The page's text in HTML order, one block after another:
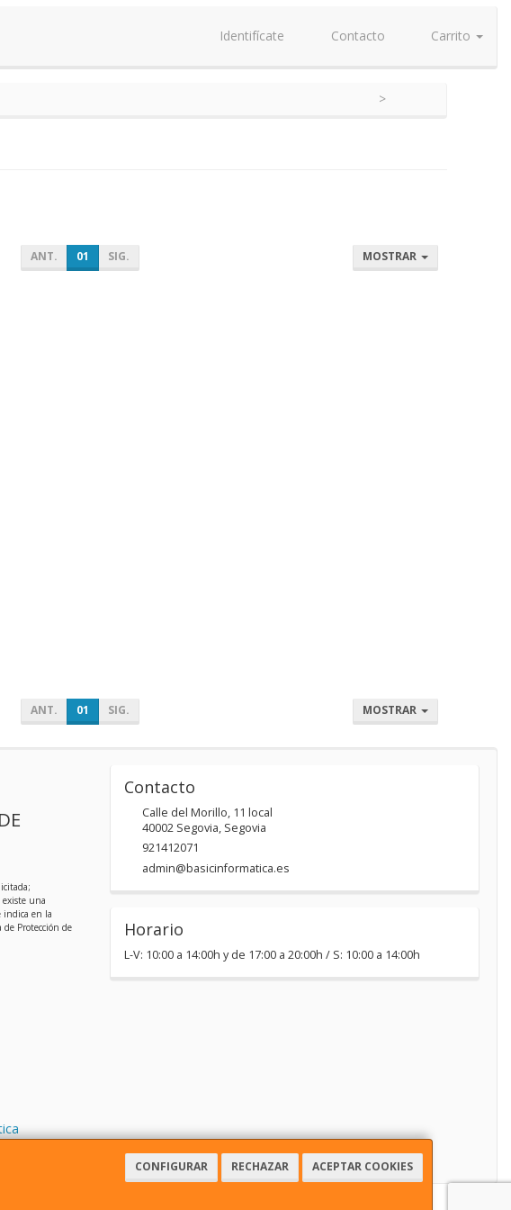
Identifícate Contacto Carrito
ANT. 01 SIG. MOSTRAR
ANT. 01 SIG. MOSTRAR
CONFIGURAR RECHAZAR ACEPTAR COOKIES
existe una
indica en la
Protección de
Contacto
Calle del Morillo, 11 local
40002 Segovia, Segovia
921412071
admin@basicinformatica.es
Horario
L-V: 10:00 a 14:00h y de 17:00 a 20:00h / S: 10:00 a 14:00h